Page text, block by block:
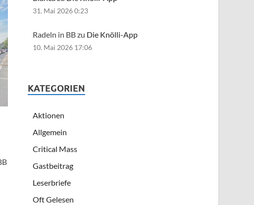
31. Mai 2026 0:23
Radeln in BB zu Die Knölli-App
10. Mai 2026 17:06
KATEGORIEN
Aktionen
Allgemein
Critical Mass
Gastbeitrag
Leserbriefe
Oft Gelesen